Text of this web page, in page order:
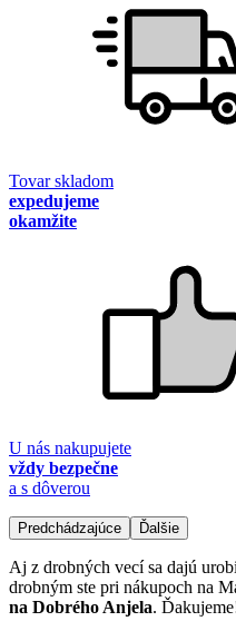
Tovar skladom
expedujeme
okamžite
U nás nakupujete
vždy bezpečne
a s dôverou
Predchádzajúce Ďalšie
Aj z drobných vecí sa dajú
drobným ste pri nákupoch na
na Dobrého Anjela.